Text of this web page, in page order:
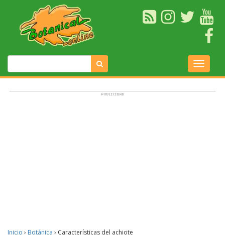
Inicio › Botánica › Características del achiote